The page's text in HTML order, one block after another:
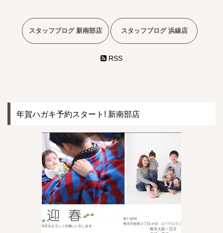
年賀ハガキ予約スタート! 新南部店
スタッフブログ 新南部店 スタッフブログ 浜線店
RSS